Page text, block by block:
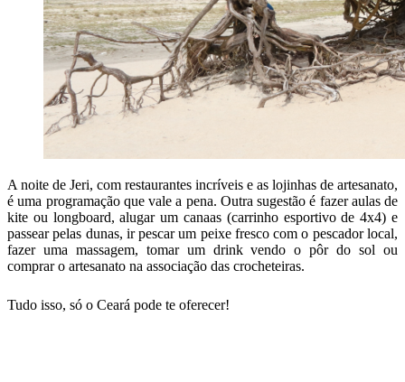
A noite de Jeri, com restaurantes incríveis e as lojinhas de artesanato,
é uma programação que vale a pena. Outra sugestão é fazer aulas de
kite ou longboard, alugar um canaas (carrinho esportivo de 4x4) e
passear pelas dunas, ir pescar um peixe fresco com o pescador local,
fazer uma massagem, tomar um drink vendo o pôr do sol ou
comprar o artesanato na associação das crocheteiras.
Tudo isso, só o Ceará pode te oferecer!